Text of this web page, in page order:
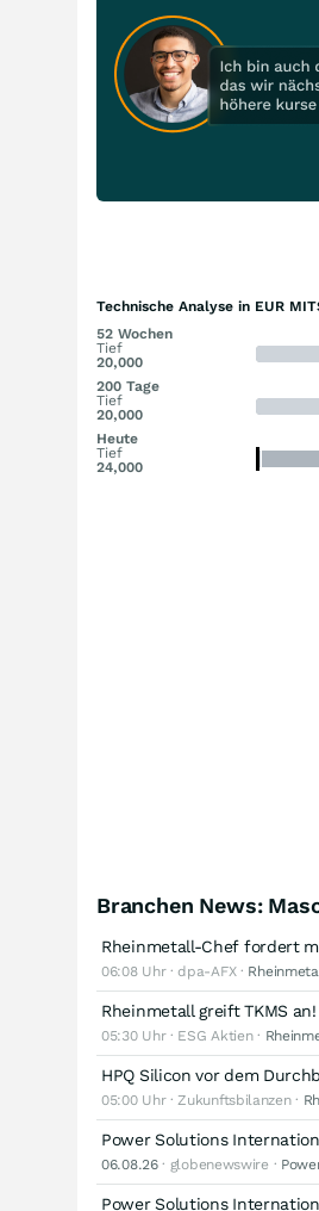
Technische Analyse in EUR
52 Wochen
Tief
20,000
200 Tage
Tief
20,000
Heute
Tief
24,000
Branchen News:
Rheinmetall-Chef fordert
06:08 Uhr · dpa-AFX ·
Rheinmetall greift TKMS
05:30 Uhr · ESG Aktien ·
HPQ Silicon vor dem
05:00 Uhr · Zukunftsbilanzen ·
Power Solutions
06.08.26· globenewswire ·
Power Solutions